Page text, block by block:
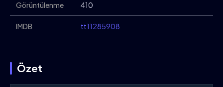
Görüntülenme 410
IMDB tt11285908
Özet